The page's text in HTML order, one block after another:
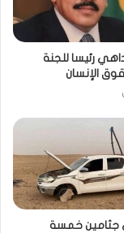
رئيسا للجنة
الإنسان
جثامين خمسة